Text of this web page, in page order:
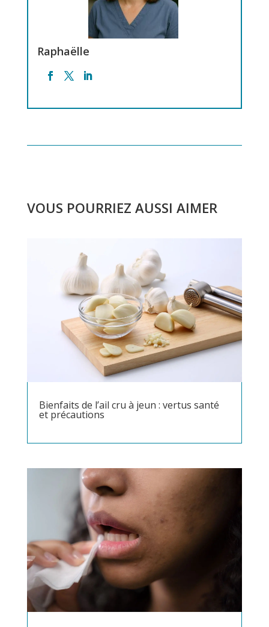
Raphaëlle
VOUS POURRIEZ AUSSI AIMER
Bienfaits de l’ail cru à jeun : vertus santé
et précautions